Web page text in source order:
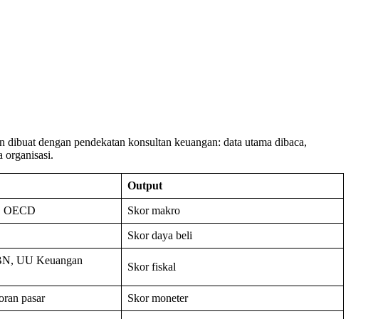
dengan pendekatan konsultan keuangan: data utama dibaca,
organisasi.
Output
OECD Skor makro
Skor daya beli
UU Keuangan
Skor fiskal
pasar Skor moneter